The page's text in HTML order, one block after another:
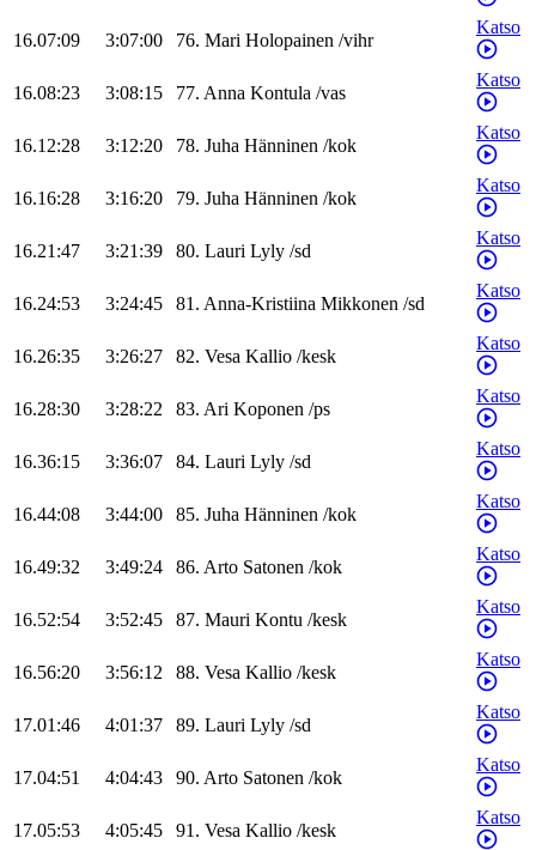
16.07:09 3:07:00 76. Mari Holopainen /vihr
Katso
16.08:23 3:08:15 77. Anna Kontula /vas
Katso
16.12:28 3:12:20 78. Juha Hänninen /kok
Katso
16.16:28 3:16:20 79. Juha Hänninen /kok
Katso
16.21:47 3:21:39 80. Lauri Lyly /sd
Katso
16.24:53 3:24:45 81. Anna-Kristiina Mikkonen /sd
Katso
16.26:35 3:26:27 82. Vesa Kallio /kesk
Katso
16.28:30 3:28:22 83. Ari Koponen /ps
Katso
16.36:15 3:36:07 84. Lauri Lyly /sd
Katso
16.44:08 3:44:00 85. Juha Hänninen /kok
Katso
16.49:32 3:49:24 86. Arto Satonen /kok
Katso
16.52:54 3:52:45 87. Mauri Kontu /kesk
Katso
16.56:20 3:56:12 88. Vesa Kallio /kesk
Katso
17.01:46 4:01:37 89. Lauri Lyly /sd
Katso
17.04:51 4:04:43 90. Arto Satonen /kok
Katso
17.05:53 4:05:45 91. Vesa Kallio /kesk
Katso